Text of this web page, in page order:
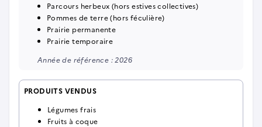
Parcours herbeux (hors estives collectives)
Pommes de terre (hors féculière)
Prairie permanente
Prairie temporaire
Année de référence : 2026
PRODUITS VENDUS
Légumes frais
Fruits à coque